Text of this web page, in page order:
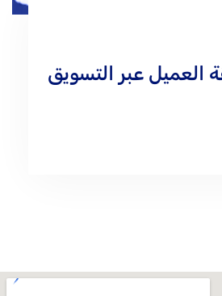
العميل عبر التسويق